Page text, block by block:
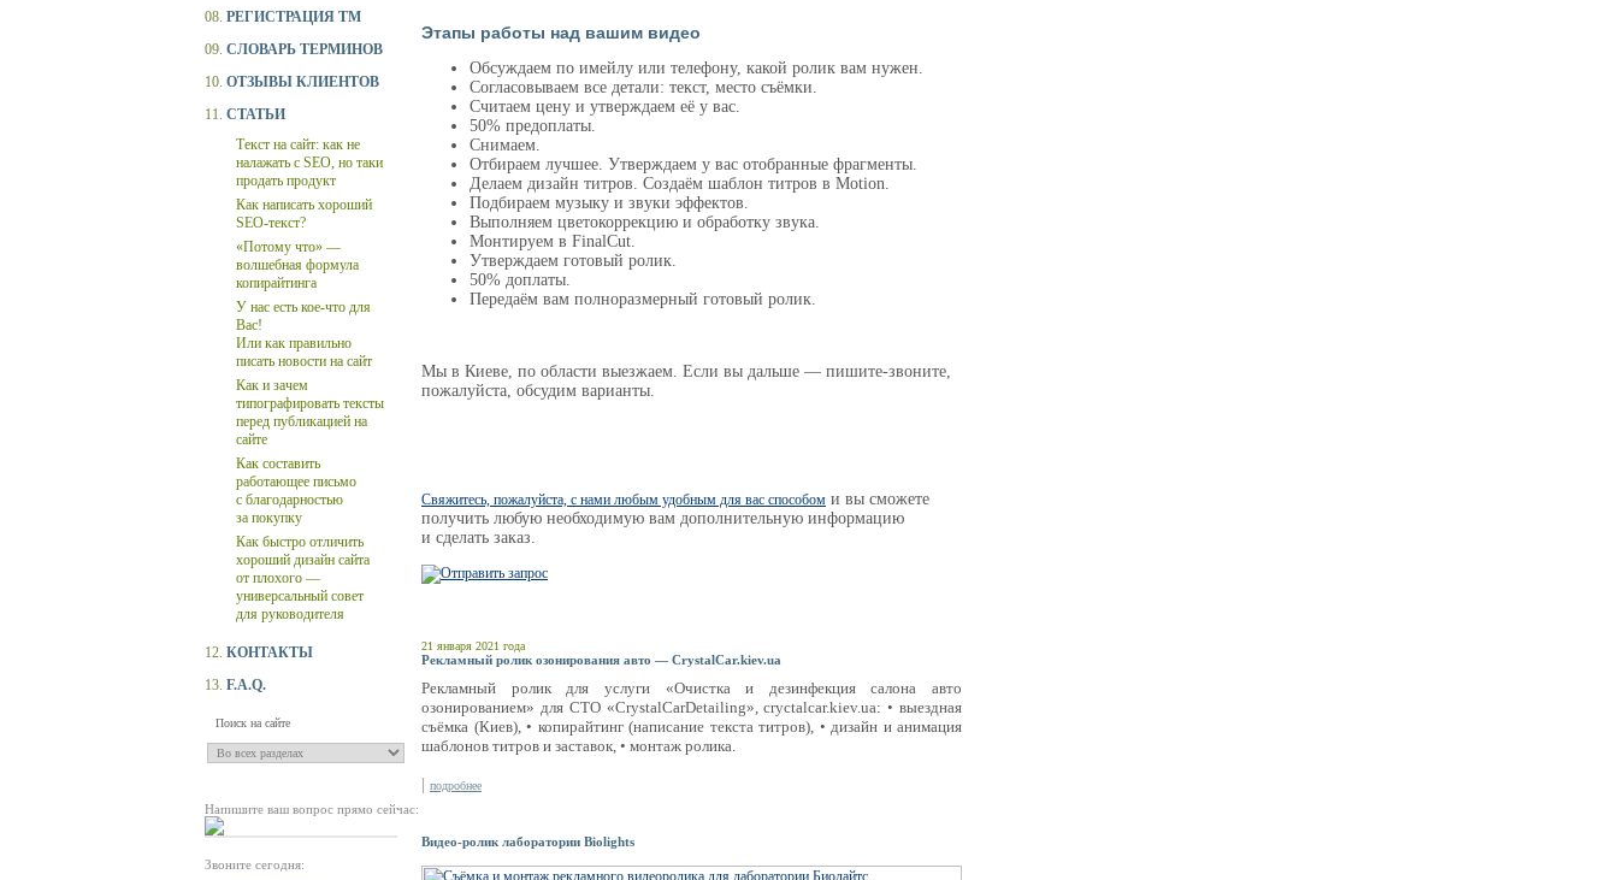
08. РЕГИСТРАЦИЯ ТМ
09. СЛОВАРЬ ТЕРМИНОВ
10. ОТЗЫВЫ КЛИЕНТОВ
11. СТАТЬИ
Текст на сайт: как не
налажать с SEO, но таки
продать продукт
Как написать хороший
SEO-текст?
«Потому что» —
волшебная формула
копирайтинга
У нас есть кое-что для
Вас!
Или как правильно
писать новости на сайт
Как и зачем
типографировать тексты
перед публикацией на
сайте
Как составить
работающее письмо
с благодарностью
за покупку
Как быстро отличить
хороший дизайн сайта
от плохого —
универсальный совет
для руководителя
12. КОНТАКТЫ
13. F.A.Q.
Напишите ваш вопрос прямо сейчас:
Звоните сегодня:
Этапы работы над вашим видео
Обсуждаем по имейлу или телефону, какой ролик вам нужен.
Согласовываем все детали: текст, место съёмки.
Считаем цену и утверждаем её у вас.
50% предоплаты.
Снимаем.
Отбираем лучшее. Утверждаем у вас отобранные фрагменты.
Делаем дизайн титров. Создаём шаблон титров в Motion.
Подбираем музыку и звуки эффектов.
Выполняем цветокоррекцию и обработку звука.
Монтируем в FinalCut.
Утверждаем готовый ролик.
50% доплаты.
Передаём вам полноразмерный готовый ролик.
Мы в Киеве, по области выезжаем. Если вы дальше — пишите-звоните,
пожалуйста, обсудим варианты.
Свяжитесь, пожалуйста, с нами любым удобным для вас способом и вы сможете
получить любую необходимую вам дополнительную информацию
и сделать заказ.
21 января 2021 года
Рекламный ролик озонирования авто — CrystalCar.kiev.ua
Рекламный ролик для услуги «Очистка и дезинфекция салона авто
озонированием» для СТО «CrystalCarDetailing», cryctalcar.kiev.ua: • выездная
съёмка (Киев), • копирайтинг (написание текста титров), • дизайн и анимация
шаблонов титров и заставок, • монтаж ролика.
подробнее
Видео-ролик лаборатории Biolights